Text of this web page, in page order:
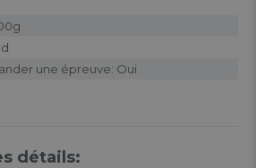
une épreuve: Oui
détails: